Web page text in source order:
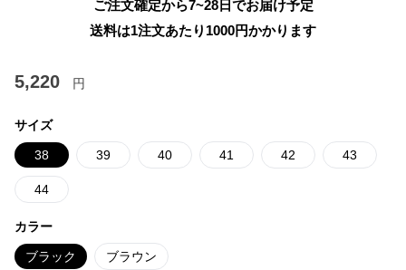
ご注文確定から7~28日でお届け予定
送料は1注文あたり 1000円かかります
5,220 円
サイズ
38 39 40 41 42 43
44
カラー
ブラック ブラウン